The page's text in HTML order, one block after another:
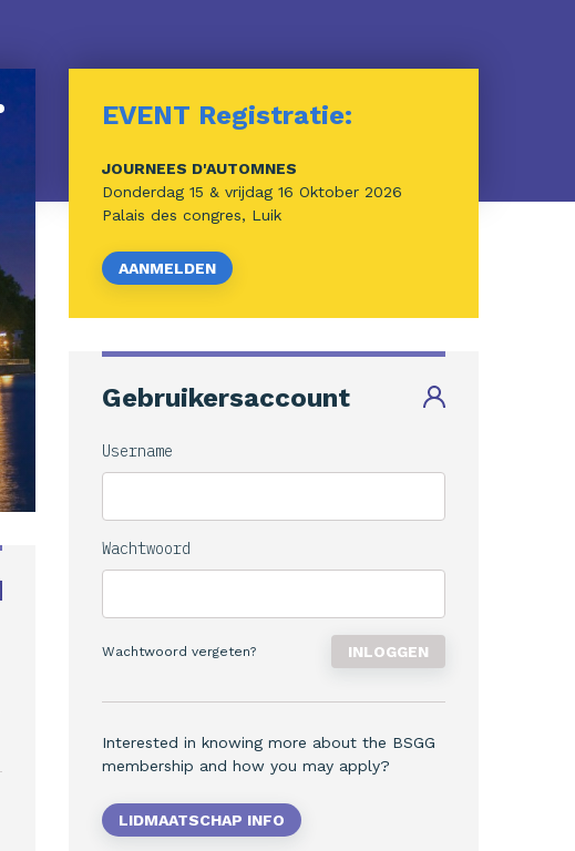
22nd EUGMS
MEER WETEN
EVENT Registratie:
JOURNEES D'AUTOMNES
Donderdag 15 & vrijdag 16 Oktober 2026
Palais des congres, Luik
AANMELDEN
Gebruikersaccount
Username
Wachtwoord
Wachtwoord vergeten?
Interested in knowing more about the BSGG
membership and how you may apply?
LIDMAATSCHAP INFO